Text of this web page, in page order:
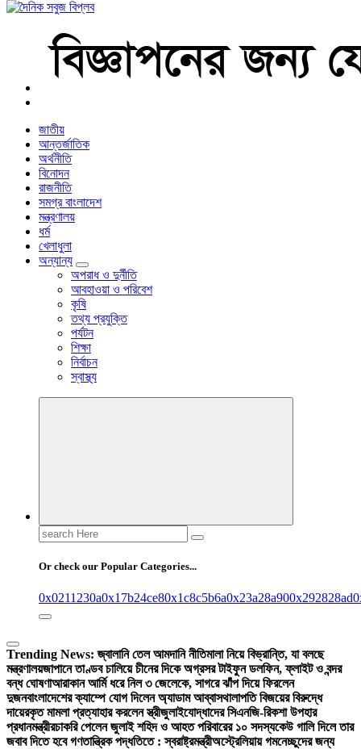
বাংলা নিউজ পেপার
জাতীয়
আন্তর্জাতিক
অর্থনীতি
বিনোদন
রাজনীতি
সমগ্র বাংলাদেশ
মন্ত্রণালয়
ধর্ম
খেলাধুলা
অন্যান্য
অপরাধ ও দুর্নীতি
আবহাওয়া ও পরিবেশ
কৃষি
তথ্য প্রযুক্তি
পর্যটন
শিক্ষা
নির্বাচন
স্বাস্থ্য
Search
for:
Or check our Popular Categories...
0x0211230a0x17b24ce80x1c8c5b6a0x23a28a900x292828ad
Trending News: জ্বালানি তেল আমদানি নীতিমালা নিয়ে বিভ্রান্তি, যা বলছে
মন্ত্রণালয়জাপানে তাণ্ডব চালিয়ে চীনের দিকে অগ্রসর টাইফুন ডলফিন, ফ্লাইট ও বন্দর
বন্ধ ঘোষণাআরাকান আর্মি ধরে নিল ৩ জেলেকে, সাগরে ঝাঁপ দিয়ে ফিরলেন
দুজনবাংলাদেশের ক্যাম্পে যোগ দিলেন অ্যাডাম আব্বাসথালাপতি বিজয়ের বিরুদ্ধে
দায়েরকৃত মামলা প্রত্যাহার করলেন স্ত্রীজুলাইযোদ্ধাদের সিএনজি-রিকশা উপহার
প্রধানমন্ত্রীরচাকরি পেলেন জুলাই শহিদ ও আহত পরিবারের ১০ সদস্যকেউ গালি দিলে তার
জবাব দিতে হবে গণতান্ত্রিক পদ্ধতিতে : স্বরাষ্ট্রমন্ত্রীঅস্ট্রেলিয়ায় গমনেচ্ছুদের জন্য